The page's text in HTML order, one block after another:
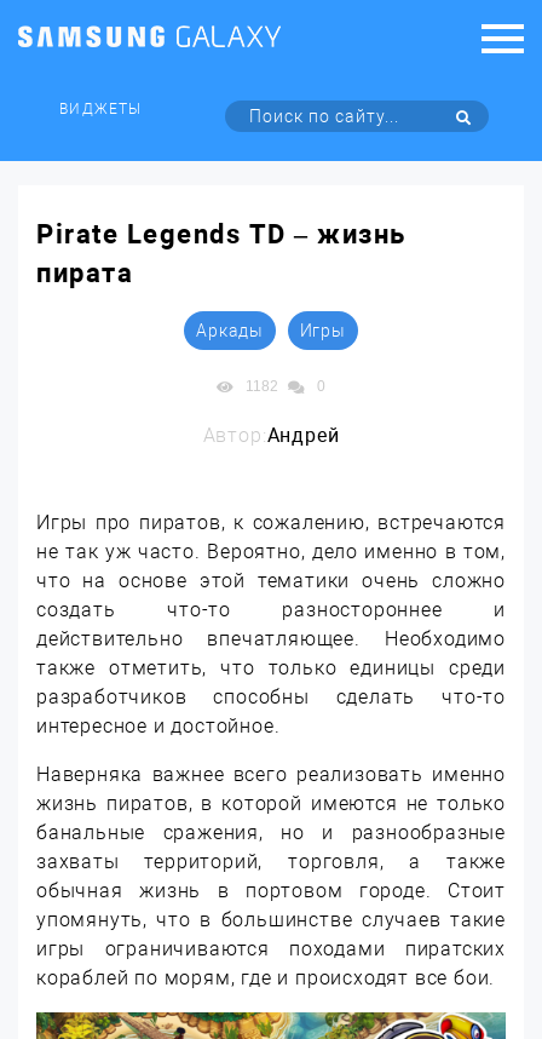
ВИДЖЕТЫ
Pirate Legends TD – жизнь
пирата
Аркады Игры
1182 0
Автор:Андрей
Игры про пиратов, к сожалению, встречаются
не так уж часто. Вероятно, дело именно в том,
что на основе этой тематики очень сложно
создать что-то разностороннее и
действительно впечатляющее. Необходимо
также отметить, что только единицы среди
разработчиков способны сделать что-то
интересное и достойное.
Наверняка важнее всего реализовать именно
жизнь пиратов, в которой имеются не только
банальные сражения, но и разнообразные
захваты территорий, торговля, а также
обычная жизнь в портовом городе. Стоит
упомянуть, что в большинстве случаев такие
игры ограничиваются походами пиратских
кораблей по морям, где и происходят все бои.